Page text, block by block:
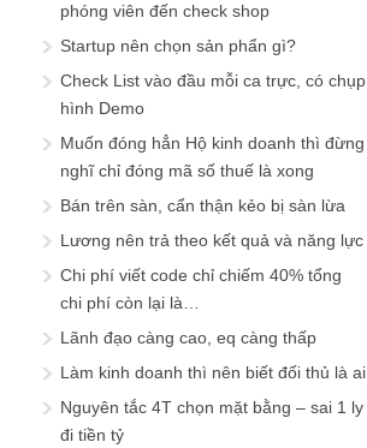
phóng viên đến check shop
Startup nên chọn sản phẩn gì?
Check List vào đầu mỗi ca trực, có chụp
hình Demo
Muốn đóng hẳn Hộ kinh doanh thì đừng
nghĩ chỉ đóng mã số thuế là xong
Bán trên sàn, cẩn thận kẻo bị sàn lừa
Lương nên trả theo kết quả và năng lực
Chi phí viết code chỉ chiếm 40% tổng
chi phí còn lại là…
Lãnh đạo càng cao, eq càng thấp
Làm kinh doanh thì nên biết đối thủ là ai
Nguyên tắc 4T chọn mặt bằng – sai 1 ly
đi tiền tỷ